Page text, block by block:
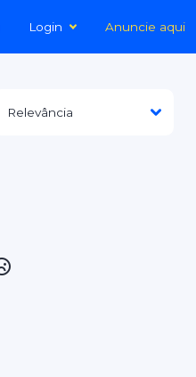
Login Anuncie aqui